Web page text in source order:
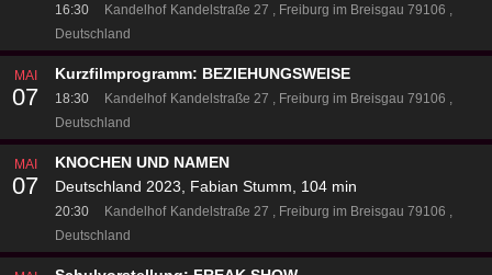
16:30 Kandelhof Kandelstraße 27
Freiburg im Breisgau 79106
Deutschland
MAI
07
Kurzfilmprogramm: BEZIEHUNGSWEISE
18:30 Kandelhof Kandelstraße 27
Freiburg im Breisgau 79106
Deutschland
MAI
07
KNOCHEN UND NAMEN
Deutschland 2023, Fabian Stumm, 104 min
20:30 Kandelhof Kandelstraße 27
Freiburg im Breisgau 79106
Deutschland